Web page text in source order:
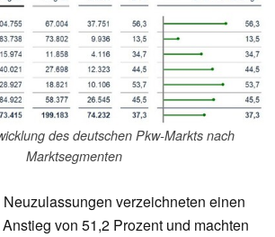
des deutschen Pkw-Markts nach
Marktsegmenten
verzeichneten einen
von 51,2 Prozent und machten